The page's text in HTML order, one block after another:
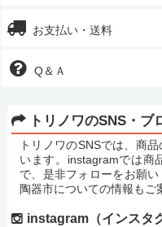
お支払い・送料
Q＆Ａ
トリノワのSNS・ブ
トリノワのSNSでは、商
います。instagramでは商
で、是非フォローをお願
陶器市についての情報もご
instagram（インスタ